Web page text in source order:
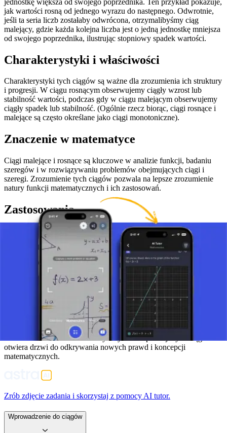
jak wartości rosną od jednego wyrazu do następnego. Odwrotnie,
jeśli ta seria liczb zostałaby odwrócona, otrzymalibyśmy ciąg
malejący, gdzie każda kolejna liczba jest o jedną jednostkę mniejsza
od swojego poprzednika, ilustrując stopniowy spadek wartości.
Charakterystyki i właściwości
Charakterystyki tych ciągów są ważne dla zrozumienia ich struktury
i progresji. W ciągu rosnącym obserwujemy ciągły wzrost lub
stabilność wartości, podczas gdy w ciągu malejącym obserwujemy
ciągły spadek lub stabilność. (Ogólnie rzecz biorąc, ciągi rosnące i
malejące są często określane jako ciągi monotoniczne).
Znaczenie w matematyce
Ciągi malejące i rosnące są kluczowe w analizie funkcji, badaniu
szeregów i w rozwiązywaniu problemów obejmujących ciągi i
szeregi. Zrozumienie tych ciągów pozwala na lepsze zrozumienie
natury funkcji matematycznych i ich zastosowań.
Zastosowania
Ciągi rosnące i malejące znajdują się w różnych dyscyplinach
matematycznych, w tym w algebrze i matematyce finansowej. Są
używane w określaniu granic funkcji, w badaniu zbieżności
szeregów i w analizowaniu modeli ekonomicznych i finansowych.
Podsumowanie
Ciągi malejące i rosnące są fundamentalnymi pojęciami, które
umożliwiają głębsze zrozumienie zasad matematycznych i ich
zastosowania w praktycznych problemach. Ich zrozumienie jest
niezbędne dla studentów i profesjonalistów zajmujących się
analizami i badaniami matematycznymi. Eksploracja tych ciągów
otwiera drzwi do odkrywania nowych prawd i koncepcji
matematycznych.
Zrób zdjęcie zadania i skorzystaj z pomocy AI tutor.
Wprowadzenie do ciągów